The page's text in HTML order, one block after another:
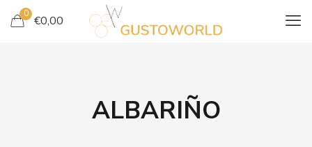
0 €0,00
ALBARIÑO